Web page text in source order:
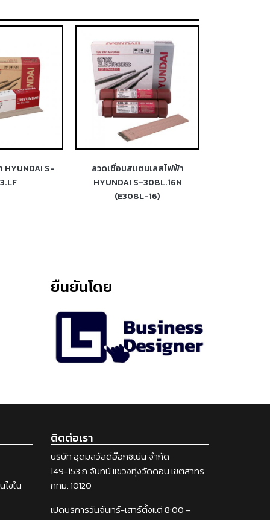
HYUNDAI S-
ลวดเชื่อมสแตนเลสไฟฟ้า
HYUNDAI S-308L.16N
(E308L-16)
ยืนยันโดย
ขใน
ติดต่อเรา
บริษัท อุดมสวัสดิ์อ๊อกซิเย่น จำกัด
149-153 ถ.จันทน์ แขวงทุ่งวัดดอน เขตสาทร
กทม. 10120
เปิดบริการวันจันทร์-เสาร์ตั้งแต่ 8:00 –